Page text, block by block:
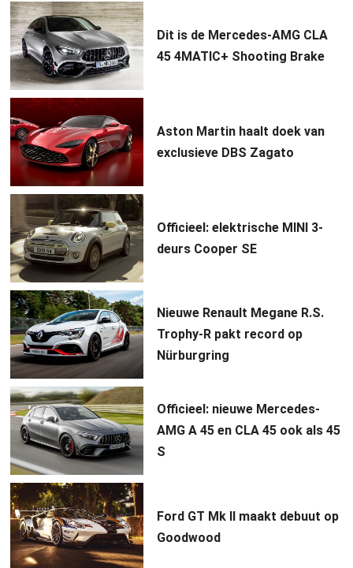
Dit is de Mercedes-AMG CLA
45 4MATIC+ Shooting Brake
Aston Martin haalt doek van
exclusieve DBS Zagato
Officieel: elektrische MINI 3-
deurs Cooper SE
Nieuwe Renault Megane R.S.
Trophy-R pakt record op
Nürburgring
Officieel: nieuwe Mercedes-
AMG A 45 en CLA 45 ook als 45
S
Ford GT Mk II maakt debuut op
Goodwood